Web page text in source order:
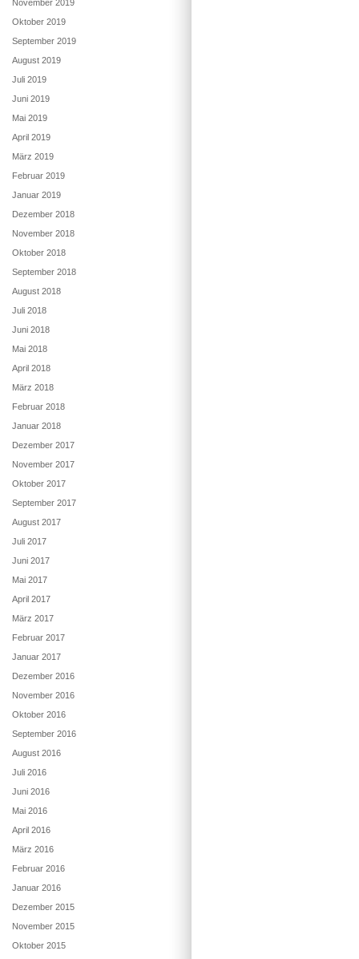
November 2019
Oktober 2019
September 2019
August 2019
Juli 2019
Juni 2019
Mai 2019
April 2019
März 2019
Februar 2019
Januar 2019
Dezember 2018
November 2018
Oktober 2018
September 2018
August 2018
Juli 2018
Juni 2018
Mai 2018
April 2018
März 2018
Februar 2018
Januar 2018
Dezember 2017
November 2017
Oktober 2017
September 2017
August 2017
Juli 2017
Juni 2017
Mai 2017
April 2017
März 2017
Februar 2017
Januar 2017
Dezember 2016
November 2016
Oktober 2016
September 2016
August 2016
Juli 2016
Juni 2016
Mai 2016
April 2016
März 2016
Februar 2016
Januar 2016
Dezember 2015
November 2015
Oktober 2015